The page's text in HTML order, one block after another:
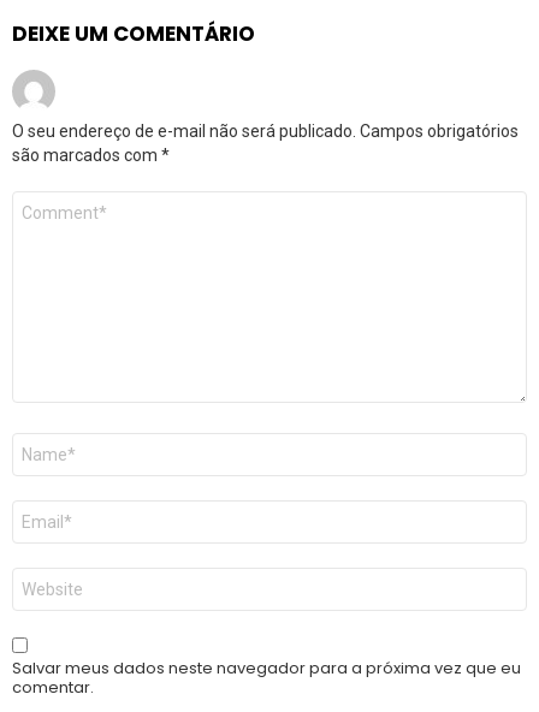
DEIXE UM COMENTÁRIO
O seu endereço de e-mail não será publicado. Campos obrigatórios
são marcados com *
Comentário
Nome
E-
mail
*
Site
Salvar meus dados neste navegador para a próxima vez que eu
comentar.